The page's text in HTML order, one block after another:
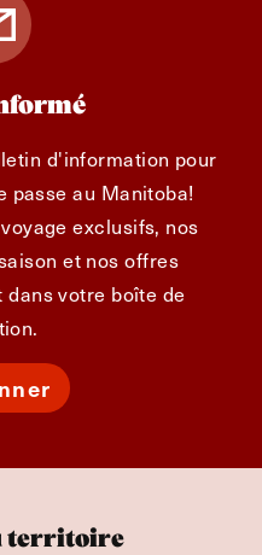
d'information pour
passe au Manitoba!
exclusifs, nos
et nos offres
votre boîte de
territoire